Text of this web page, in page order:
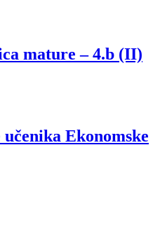
mature – 4.b (II)
Ekonomske